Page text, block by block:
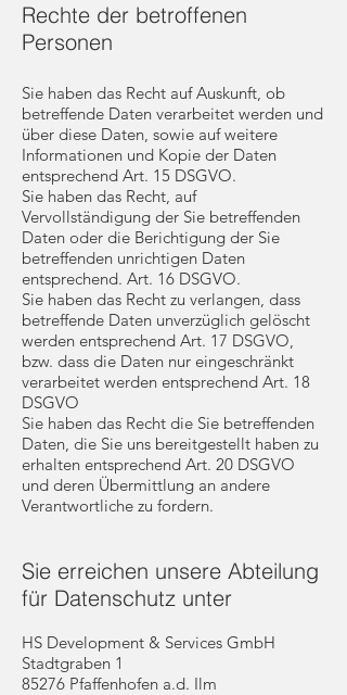
Rechte der betroffenen
Personen
Sie haben das Recht auf Auskunft, ob
betreffende Daten verarbeitet werden und
über diese Daten, sowie auf weitere
Informationen und Kopie der Daten
entsprechend Art. 15 DSGVO.
Sie haben das Recht, auf
Vervollständigung der Sie betreffenden
Daten oder die Berichtigung der Sie
betreffenden unrichtigen Daten
entsprechend. Art. 16 DSGVO.
Sie haben das Recht zu verlangen, dass
betreffende Daten unverzüglich gelöscht
werden entsprechend Art. 17 DSGVO,
bzw. dass die Daten nur eingeschränkt
verarbeitet werden entsprechend Art. 18
DSGVO
Sie haben das Recht die Sie betreffenden
Daten, die Sie uns bereitgestellt haben zu
erhalten entsprechend Art. 20 DSGVO
und deren Übermittlung an andere
Verantwortliche zu fordern.
Sie erreichen unsere Abteilung
für Datenschutz unter
HS Development & Services GmbH
Stadtgraben 1
85276 Pfaffenhofen a.d. Ilm